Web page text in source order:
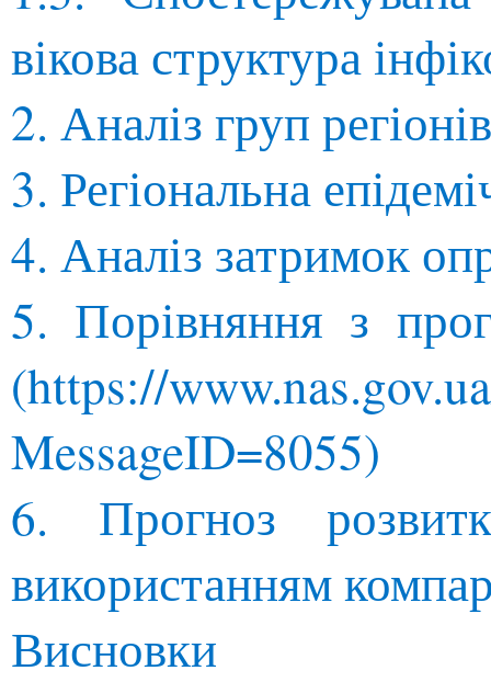
вікова структура
2. Аналіз груп регіонів
3. Регіональна
4. Аналіз затримок
5. Порівняння з
(https://
MessageID=8055)
6. Прогноз
використанням
Висновки